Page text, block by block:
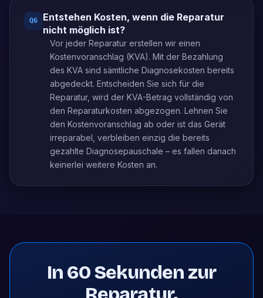
Q6
Entstehen Kosten, wenn die Reparatur
nicht möglich ist?
Vor jeder Reparatur erstellen wir einen
Kostenvoranschlag (KVA). Mit der Bezahlung
des KVA sind sämtliche Diagnosekosten bereits
abgedeckt. Entscheiden Sie sich für die
Reparatur, wird der KVA-Betrag vollständig von
den Reparaturkosten abgezogen. Lehnen Sie
den Kostenvoranschlag ab oder ist das Gerät
irreparabel, verbleiben einzig die bereits
gezahlte Diagnosepauschale – es fallen danach
keinerlei weitere Kosten an.
In 60 Sekunden zur